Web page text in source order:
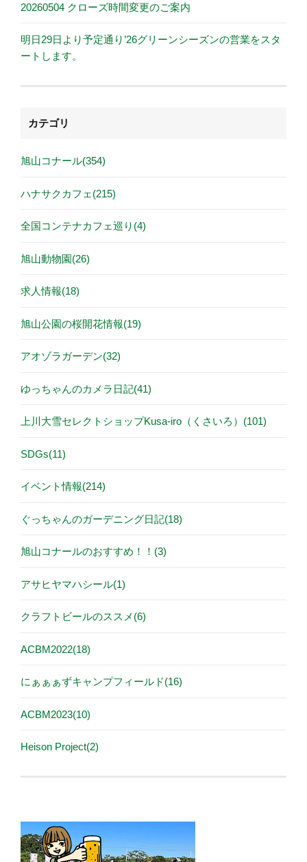
20260504 クローズ時間変更のご案内
明日29日より予定通り’26グリーンシーズンの営業をスタ
ートします。
カテゴリ
旭山コナール(354)
ハナサクカフェ(215)
全国コンテナカフェ巡り(4)
旭山動物園(26)
求人情報(18)
旭山公園の桜開花情報(19)
アオゾラガーデン(32)
ゆっちゃんのカメラ日記(41)
上川大雪セレクトショップKusa-iro（くさいろ）(101)
SDGs(11)
イベント情報(214)
ぐっちゃんのガーデニング日記(18)
旭山コナールのおすすめ！！(3)
アサヒヤマハシール(1)
クラフトビールのススメ(6)
ACBM2022(18)
にぁぁぁずキャンプフィールド(16)
ACBM2023(10)
Heison Project(2)